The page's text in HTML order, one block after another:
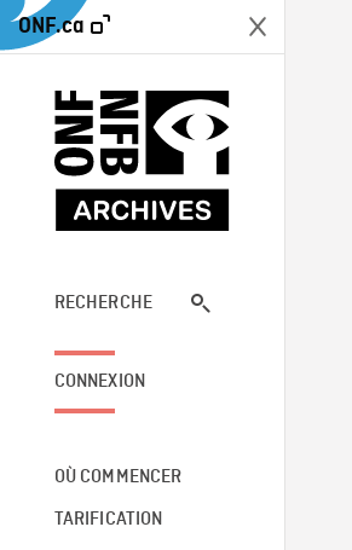
ONF.ca
RECHERCHE
CONNEXION
OÙ COMMENCER
TARIFICATION